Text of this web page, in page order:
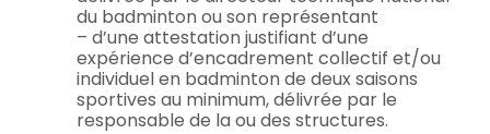
du badminton ou son représentant
– d’une attestation justifiant d’une
expérience d’encadrement collectif et/ou
individuel en badminton de deux saisons
sportives au minimum, délivrée par le
responsable de la ou des structures.